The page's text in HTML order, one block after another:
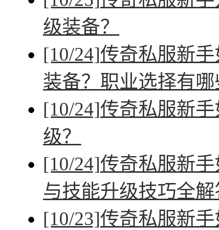
级装备？
[10/24]传奇私服新
装备？职业选择有
[10/24]传奇私服新
级？
[10/24]传奇私服新
与技能升级技巧全解
[10/23]传奇私服新